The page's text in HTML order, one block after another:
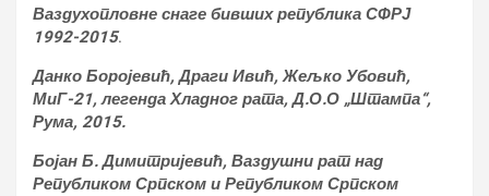
Ваздухопловне снаге бивших република СФРЈ
1992-2015.
Данко Боројевић, Драги Ивић, Жељко Убовић,
МиГ-21, легенда Хладног рата, Д.О.О „Штампа“,
Рума, 2015.
Бојан Б. Димитријевић, Ваздушни рат над
Републиком Српском и Републиком Српском